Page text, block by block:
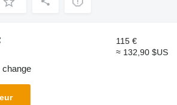
115 €
≈ 132,90 $US
change